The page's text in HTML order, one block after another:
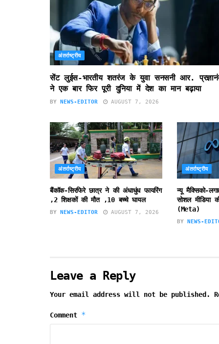
अंतर्राष्ट्रीय
सेंट लुईस-भारतीय शतरंज के युवा सनसनी आर.
ने एक बार फिर पूरी दुनिया में देश का मान बढ़ाया
BY NEWS-EDITOR AUGUST 7, 2026
अंतर्राष्ट्रीय
बैंकॉक-सिरफिरे छात्र ने की अंधाधुंध फायरिंग
,2 शिक्षकों की मौत ,10 बच्चे घायल
BY NEWS-EDITOR AUGUST 7, 2026
अंतर्राष्ट्रीय
न्यू मैक्सिको-
सोशल मीडिया
(Meta)
BY NEWS-
Leave a Reply
Your email address will not be published.
Comment *